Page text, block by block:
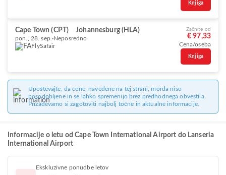
Knjiga
Cape Town (CPT) Johannesburg (HLA)
pon., 28. sep. Neposredno
FlySafair
Začnite od
€ 97,33
Cena/oseba
Knjiga
Upoštevajte, da cene, navedene na tej strani, morda niso
posodobljene in se lahko spremenijo brez predhodnega obvestila.
Prizadevamo si zagotoviti najbolj točne in aktualne informacije.
Informacije o letu od Cape Town International Airport do Lanseria
International Airport
Ekskluzivne ponudbe letov